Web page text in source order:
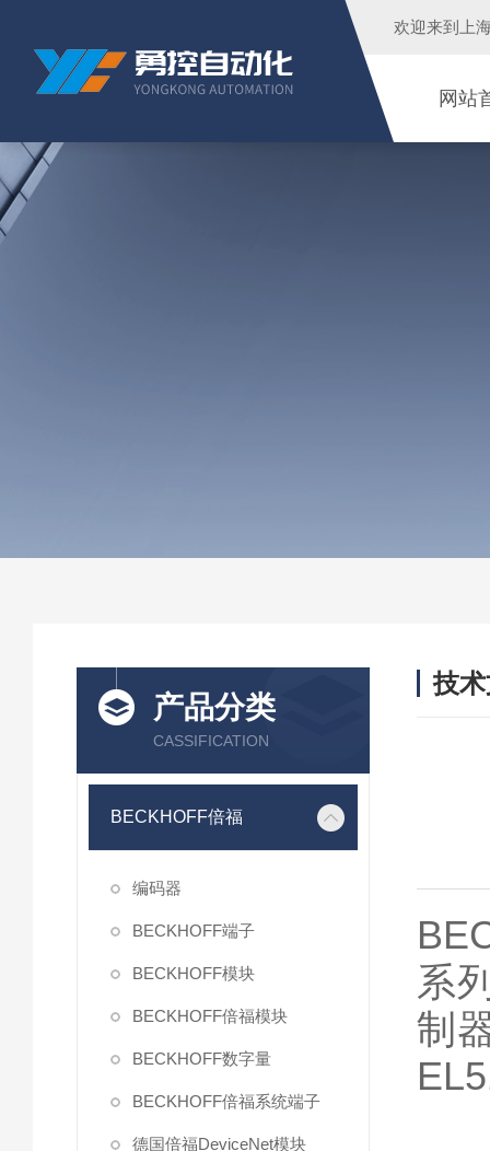
欢迎来到 上
网站
产品分类
CASSIFICATION
BECKHOFF倍福
编码器
BECKHOFF端子
BECKHOFF模块
BECKHOFF倍福模块
BECKHOFF数字量
BECKHOFF倍福系统端子
德国倍福DeviceNet模块
技
系
制